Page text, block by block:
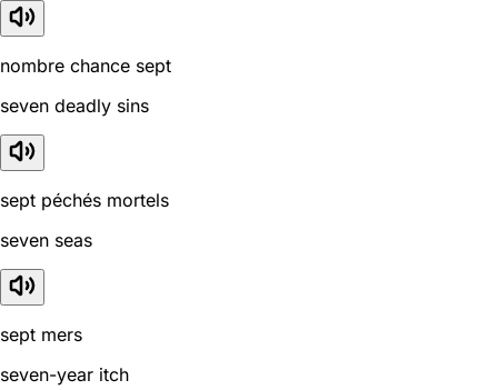
nombre chance sept
seven deadly sins
sept péchés mortels
seven seas
sept mers
seven-year itch